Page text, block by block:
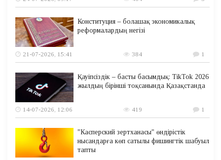
Конституция – болашақ экономикалық
реформалардың негізі
21-07-2026, 15:41 384 1
Қауіпсіздік – басты басымдық: TikTok 2026
жылдың бірінші тоқсанында Қазақстанда
14-07-2026, 12:06 419 1
"Касперский зертханасы" өндірістік
нысандарға көп сатылы фишингтік шабуыл
тапты